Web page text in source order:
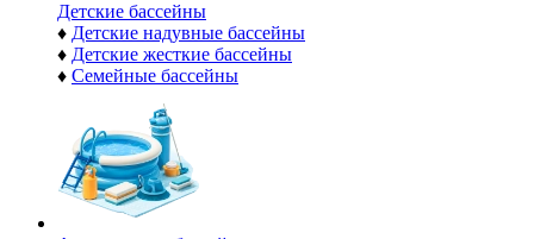
Детские бассейны
♦ Детские надувные бассейны
♦ Детские жесткие бассейны
♦ Семейные бассейны